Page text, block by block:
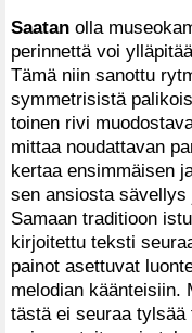
Saatan olla
perinnettä voi
Tämä niin sanottu
symmetrisistä
toinen rivi
mittaa noudattavan
kertaa ensimmäisen
sen ansiosta
Samaan traditioon
kirjoitettu teksti
painot asettuvat
melodian käänteisiin.
tästä ei seuraa